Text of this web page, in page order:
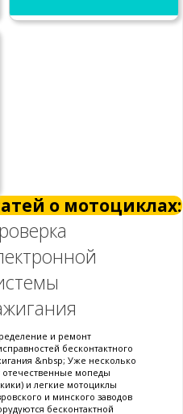
о мотоциклах:
и ремонт
бесконтактного
&nbsp; Уже несколько
отечественные мопеды
и легкие мотоциклы
и минского заводов
бесконтактной